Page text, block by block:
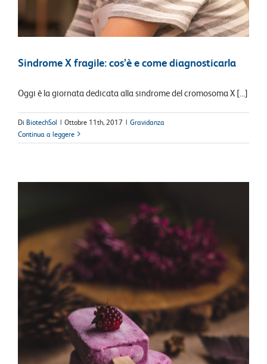
Sindrome X fragile: cos’è e come diagnosticarla
Oggi è la giornata dedicata alla sindrome del cromosoma X [...]
Di BiotechSol | Ottobre 11th, 2017 | Gravidanza
Continua a leggere